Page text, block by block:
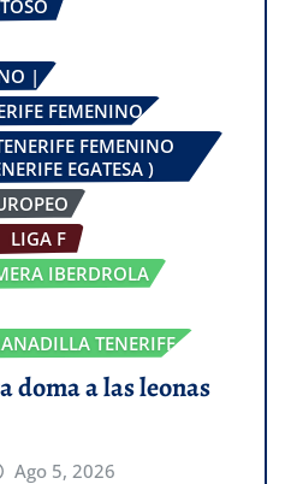
|
FEMENINO
FEMENINO
EGATESA )
LIGA F
IBERDROLA
TENERIFE
doma a las leonas
Ago 5, 2026